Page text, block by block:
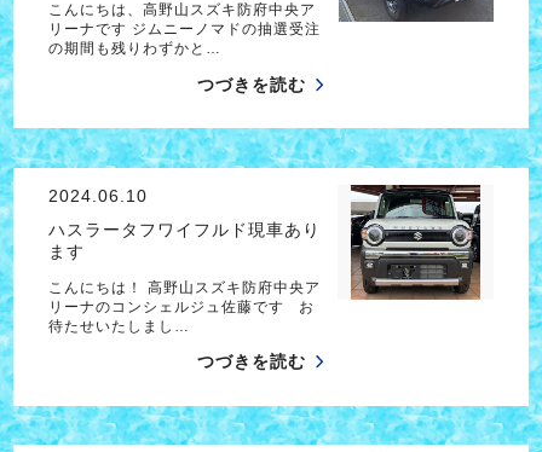
こんにちは、高野山スズキ防府中央ア
リーナです ジムニーノマドの抽選受注
の期間も残りわずかと…
つづきを読む
2024.06.10
ハスラータフワイフルド現車あり
ます
こんにちは！ 高野山スズキ防府中央ア
リーナのコンシェルジュ佐藤です お
待たせいたしまし…
つづきを読む